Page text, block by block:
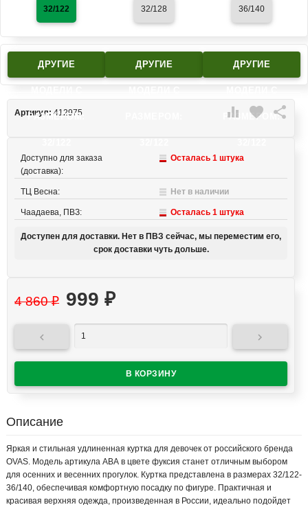
32/122 32/128 36/140
ДРУГИЕ
РАЗМЕРОМ:
ДРУГИЕ ДРУГИЕ
РАЗМЕРОМ:
 favorite 
Артикул: 412975
Доступно для заказа
(доставка):
Осталась 1 штука
ТЦ Весна: Нет в наличии
Чаадаева, ПВЗ: Осталась 1 штука
Доступен для доставки. Нет в ПВЗ сейчас, мы переместим его,
срок доставки чуть дольше.
4 860₽ 999 ₽
 
Описание
Яркая и стильная удлиненная куртка для девочек от российского бренда
OVAS. Модель артикула АВА в цвете фуксия станет отличным выбором
для осенних и весенних прогулок. Куртка представлена в размерах 32/122-
36/140, обеспечивая комфортную посадку по фигуре. Практичная и
красивая верхняя одежда, произведенная в России, идеально подойдет